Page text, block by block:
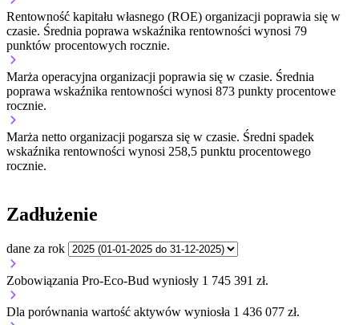
Rentowność kapitału własnego (ROE) organizacji poprawia się w
czasie. Średnia poprawa wskaźnika rentowności wynosi 79
punktów procentowych rocznie.
Marża operacyjna organizacji poprawia się w czasie. Średnia
poprawa wskaźnika rentowności wynosi 873 punkty procentowe
rocznie.
Marża netto organizacji pogarsza się w czasie. Średni spadek
wskaźnika rentowności wynosi 258,5 punktu procentowego
rocznie.
Zadłużenie
dane za rok
Zobowiązania Pro-Eco-Bud wyniosły 1 745 391 zł.
Dla porównania wartość aktywów wyniosła 1 436 077 zł.